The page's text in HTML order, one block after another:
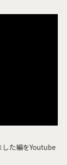
した編をYoutube